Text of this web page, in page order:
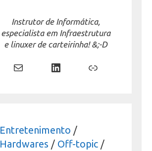
Instrutor de Informática,
especialista em Infraestrutura
e linuxer de carteirinha! &;-D
Mail LinkedIn Link
Entretenimento /
Hardwares / Off-topic /